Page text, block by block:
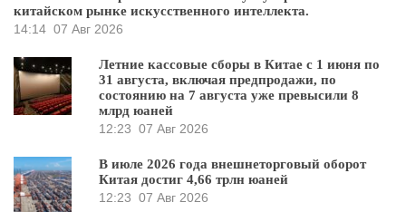
китайском рынке искусственного интеллекта.
14:14 07 Авг 2026
Летние кассовые сборы в Китае с 1 июня по
31 августа, включая предпродажи, по
состоянию на 7 августа уже превысили 8
млрд юаней
12:23 07 Авг 2026
В июле 2026 года внешнеторговый оборот
Китая достиг 4,66 трлн юаней
12:23 07 Авг 2026